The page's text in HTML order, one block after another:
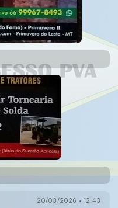
20/03/2026 • 12:43